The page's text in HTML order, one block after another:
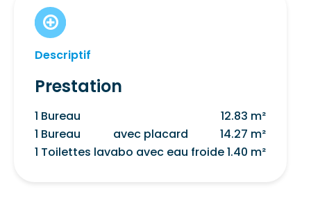
Descriptif
Prestation
1 Bureau
12.83 m²
1 Bureau
avec placard
14.27 m²
1 Toilettes lavabo avec eau froide1.40 m²